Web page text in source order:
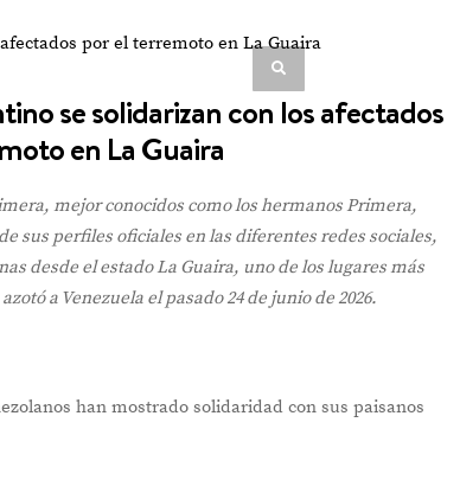
se solidarizan con los afectados
en La Guaira
mejor conocidos como los hermanos Primera,
sus perfiles oficiales en las diferentes redes sociales,
desde el estado La Guaira, uno de los lugares más
a Venezuela el pasado 24 de junio de 2026.
han mostrado solidaridad con sus paisanos
VIEW POST